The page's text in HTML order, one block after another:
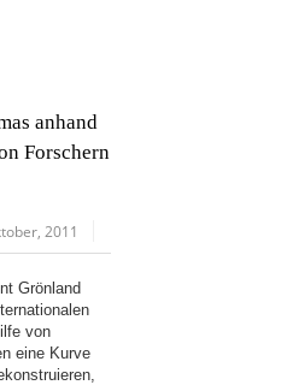
anhand
Forschern
2011
Grönland
von
eine Kurve